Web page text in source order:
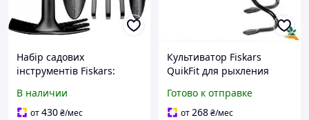
Набір садових
інструментів Fiskars:
культиватор 4 штуки
В наличии
от430₴/мес
Культиватор Fiskars
QuikFit для рыхления
почвы с закалёнными
зубцами
Готово к отправке
от268₴/мес